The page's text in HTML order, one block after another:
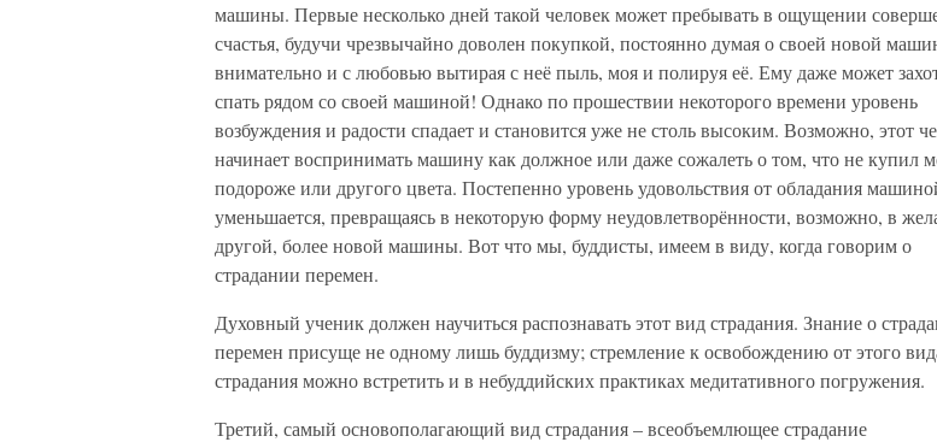
машины. Первые несколько дней такой человек может пребывать в ощущении
счастья, будучи чрезвычайно доволен покупкой, постоянно думая о своей новой
внимательно и с любовью вытирая с неё пыль, моя и полируя её. Ему даже может
спать рядом со своей машиной! Однако по прошествии некоторого времени уровень
возбуждения и радости спадает и становится уже не столь высоким. Возможно, этот
начинает воспринимать машину как должное или даже сожалеть о том, что не купил
подороже или другого цвета. Постепенно уровень удовольствия от обладания
уменьшается, превращаясь в некоторую форму неудовлетворённости, возможно, в
другой, более новой машины. Вот что мы, буддисты, имеем в виду, когда говорим о
страдании перемен.
Духовный ученик должен научиться распознавать этот вид страдания. Знание о
перемен присуще не одному лишь буддизму; стремление к освобождению от этого
страдания можно встретить и в небуддийских практиках медитативного погружения.
Третий, самый основополагающий вид страдания – всеобъемлющее страдание